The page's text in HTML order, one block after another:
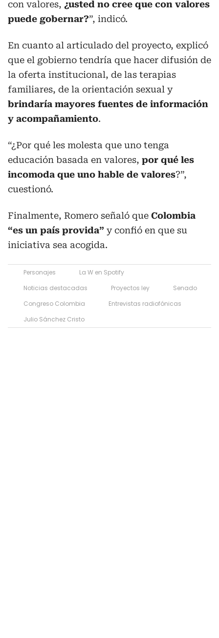
con valores, ¿usted no cree que con valores
puede gobernar?”, indicó.
En cuanto al articulado del proyecto, explicó
que el gobierno tendría que hacer difusión de
la oferta institucional, de las terapias
familiares, de la orientación sexual y
brindaría mayores fuentes de información
y acompañamiento.
“¿Por qué les molesta que uno tenga
educación basada en valores, por qué les
incomoda que uno hable de valores?”,
cuestionó.
Finalmente, Romero señaló que Colombia
“es un país provida” y confió en que su
iniciativa sea acogida.
Personajes
La W en Spotify
Noticias destacadas
Proyectos ley
Senado
Congreso Colombia
Entrevistas radiofónicas
Julio Sánchez Cristo